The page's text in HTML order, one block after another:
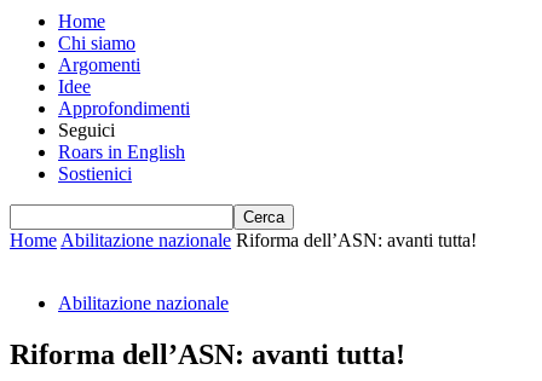
Home
Chi siamo
Argomenti
Idee
Approfondimenti
Seguici
Roars in English
Sostienici
Home Abilitazione nazionale Riforma dell’ASN: avanti tutta!
Abilitazione nazionale
Riforma dell’ASN: avanti tutta!